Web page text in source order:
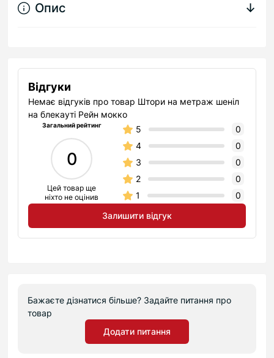
Опис ↓
Відгуки
Немає відгуків про товар Штори на метраж шеніл
на блекауті Рейн мокко
Загальний рейтинг
0
Цей товар ще
ніхто не оцінив
5
0
4
0
3
0
2
0
1
0
Залишити відгук
Бажаєте дізнатися більше? Задайте питання про
товар
Додати питання